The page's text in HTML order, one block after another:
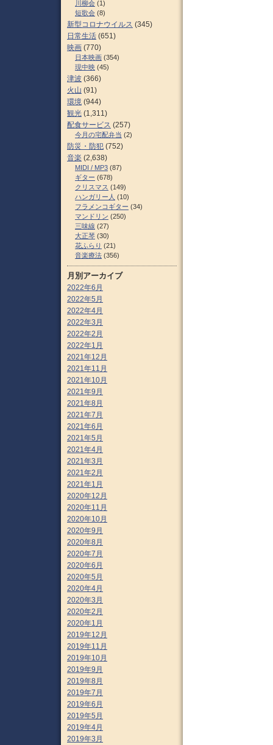
川柳会 (1)
短歌会 (8)
新型コロナウイルス (345)
日常生活 (651)
映画 (770)
日本映画 (354)
現中映 (45)
津波 (366)
火山 (91)
環境 (944)
観光 (1,311)
配食サービス (257)
今月の宅配弁当 (2)
防災・防犯 (752)
音楽 (2,638)
MIDI / MP3 (87)
ギター (678)
クリスマス (149)
ハンガリー人 (10)
フラメンコギター (34)
マンドリン (250)
三味線 (27)
大正琴 (30)
花ふらり (21)
音楽療法 (356)
月別アーカイブ
2022年6月
2022年5月
2022年4月
2022年3月
2022年2月
2022年1月
2021年12月
2021年11月
2021年10月
2021年9月
2021年8月
2021年7月
2021年6月
2021年5月
2021年4月
2021年3月
2021年2月
2021年1月
2020年12月
2020年11月
2020年10月
2020年9月
2020年8月
2020年7月
2020年6月
2020年5月
2020年4月
2020年3月
2020年2月
2020年1月
2019年12月
2019年11月
2019年10月
2019年9月
2019年8月
2019年7月
2019年6月
2019年5月
2019年4月
2019年3月